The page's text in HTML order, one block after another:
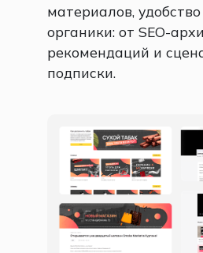
материалов,
органики: от SEO-
рекомендаций и
подписки.